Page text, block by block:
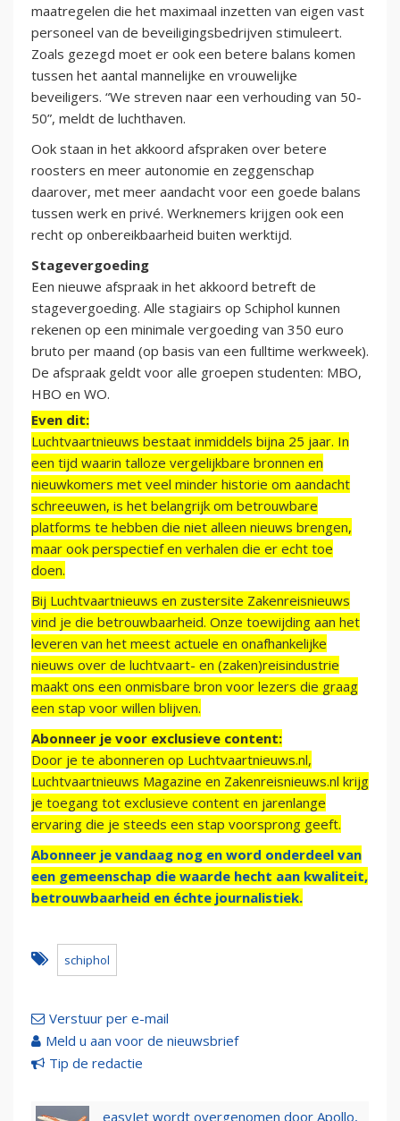
maatregelen die het maximaal inzetten van eigen vast
personeel van de beveiligingsbedrijven stimuleert.
Zoals gezegd moet er ook een betere balans komen
tussen het aantal mannelijke en vrouwelijke
beveiligers. “We streven naar een verhouding van 50-
50”, meldt de luchthaven.
Ook staan in het akkoord afspraken over betere
roosters en meer autonomie en zeggenschap
daarover, met meer aandacht voor een goede balans
tussen werk en privé. Werknemers krijgen ook een
recht op onbereikbaarheid buiten werktijd.
Stagevergoeding
Een nieuwe afspraak in het akkoord betreft de
stagevergoeding. Alle stagiairs op Schiphol kunnen
rekenen op een minimale vergoeding van 350 euro
bruto per maand (op basis van een fulltime werkweek).
De afspraak geldt voor alle groepen studenten: MBO,
HBO en WO.
Even dit:
Luchtvaartnieuws bestaat inmiddels bijna 25 jaar. In
een tijd waarin talloze vergelijkbare bronnen en
nieuwkomers met veel minder historie om aandacht
schreeuwen, is het belangrijk om betrouwbare
platforms te hebben die niet alleen nieuws brengen,
maar ook perspectief en verhalen die er echt toe
doen.
Bij Luchtvaartnieuws en zustersite Zakenreisnieuws
vind je die betrouwbaarheid. Onze toewijding aan het
leveren van het meest actuele en onafhankelijke
nieuws over de luchtvaart- en (zaken)reisindustrie
maakt ons een onmisbare bron voor lezers die graag
een stap voor willen blijven.
Abonneer je voor exclusieve content:
Door je te abonneren op Luchtvaartnieuws.nl,
Luchtvaartnieuws Magazine en Zakenreisnieuws.nl krijg
je toegang tot exclusieve content en jarenlange
ervaring die je steeds een stap voorsprong geeft.
Abonneer je vandaag nog en word onderdeel van
een gemeenschap die waarde hecht aan kwaliteit,
betrouwbaarheid en échte journalistiek.
schiphol
Verstuur per e-mail
Meld u aan voor de nieuwsbrief
Tip de redactie
easyJet wordt overgenomen door Apollo,